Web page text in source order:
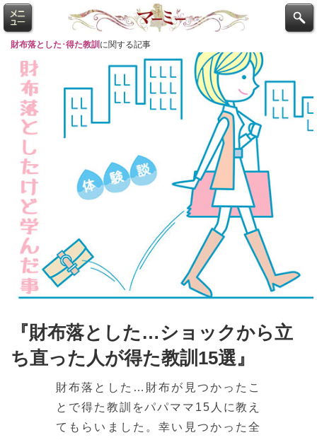
財布落とした･得た教訓 に関する記事
『財布落とした…ショックから立
ち直った人が得た教訓15選』
財布落とした…財布が見つかったこ
とで得た教訓をパパママ15人に教え
てもらいました。幸い見つかった全